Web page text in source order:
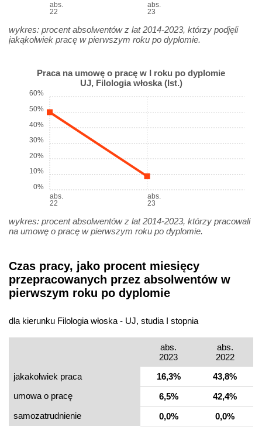
abs.
22
abs.
23
wykres: procent absolwentów z lat 2014-2023, którzy podjęli
jakąkolwiek pracę w pierwszym roku po dyplomie.
Praca na umowę o pracę w I roku po dyplomie
UJ, Filologia włoska (Ist.)
abs.
22
abs.
23
0%
10%
20%
30%
40%
50%
60%
wykres: procent absolwentów z lat 2014-2023, którzy pracowali
na umowę o pracę w pierwszym roku po dyplomie.
Czas pracy, jako procent miesięcy
przepracowanych przez absolwentów w
pierwszym roku po dyplomie
dla kierunku Filologia włoska - UJ, studia I stopnia
abs.
2023
abs.
2022
jakakolwiek praca
16,3%
43,8%
umowa o pracę
6,5%
42,4%
samo­zatrudnienie
0,0% 0,0%